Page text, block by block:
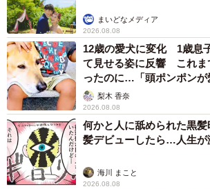
「academist（アカデミスト）」で調査
ている。2月3日17時まで。
■ https://academist-cf.com/projects/
情報提供も歓迎。昆布を使った正月飾り
像と地域を齋藤さんまでメールするか、
とハッシュタグを付けてぜひTwitterに投
連絡先は、t-saito[at]hmjc.ac.jp（[at]を@
まいどなメディア
2026.08.08
12歳の愛犬に変化 1歳息
て見せる姿に反響 これま
ったのに…「頭ポンポンが
「尊…」
梨木 香奈
2026.08.08
何かと人に舐められた黒
髪デビューしたら…人生が
海川 まこと
2026.08.08